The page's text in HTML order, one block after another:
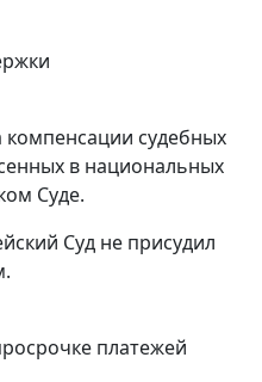
компенсации судебных
в национальных
Суде.
Суд не присудил
платежей